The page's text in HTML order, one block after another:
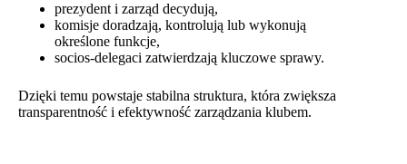
prezydent i zarząd decydują,
komisje doradzają, kontrolują lub wykonują
określone funkcje,
socios-delegaci zatwierdzają kluczowe sprawy.
Dzięki temu powstaje stabilna struktura, która zwiększa
transparentność i efektywność zarządzania klubem.